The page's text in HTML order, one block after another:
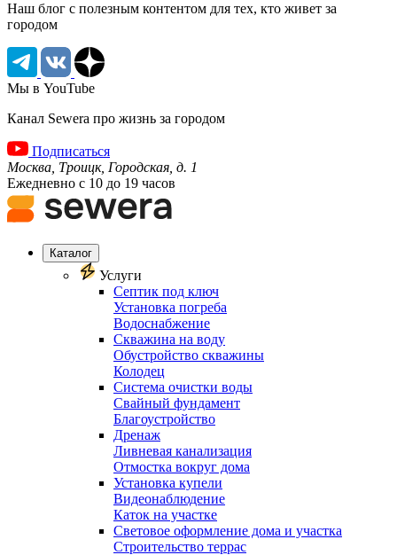
Наш блог c полезным контентом для тех, кто живет за
городом
Мы в YouTube
Канал Sewera про жизнь за городом
Подписаться
Москва, Троицк, Городская, д. 1
Ежедневно с 10 до 19 часов
Каталог
Услуги
Септик под ключ
Установка погреба
Водоснабжение
Скважина на воду
Обустройство скважины
Колодец
Система очистки воды
Свайный фундамент
Благоустройство
Дренаж
Ливневая канализация
Отмостка вокруг дома
Установка купели
Видеонаблюдение
Каток на участке
Световое оформление дома и участка
Строительство террас